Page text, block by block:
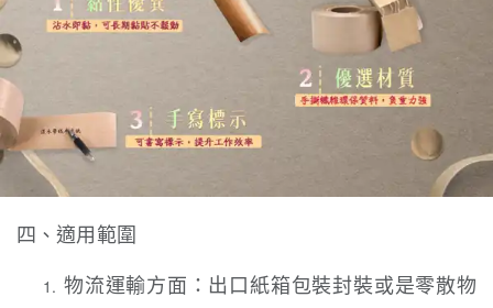
四、適用範圍
物流運輸方面：出口紙箱包裝封裝或是零散物